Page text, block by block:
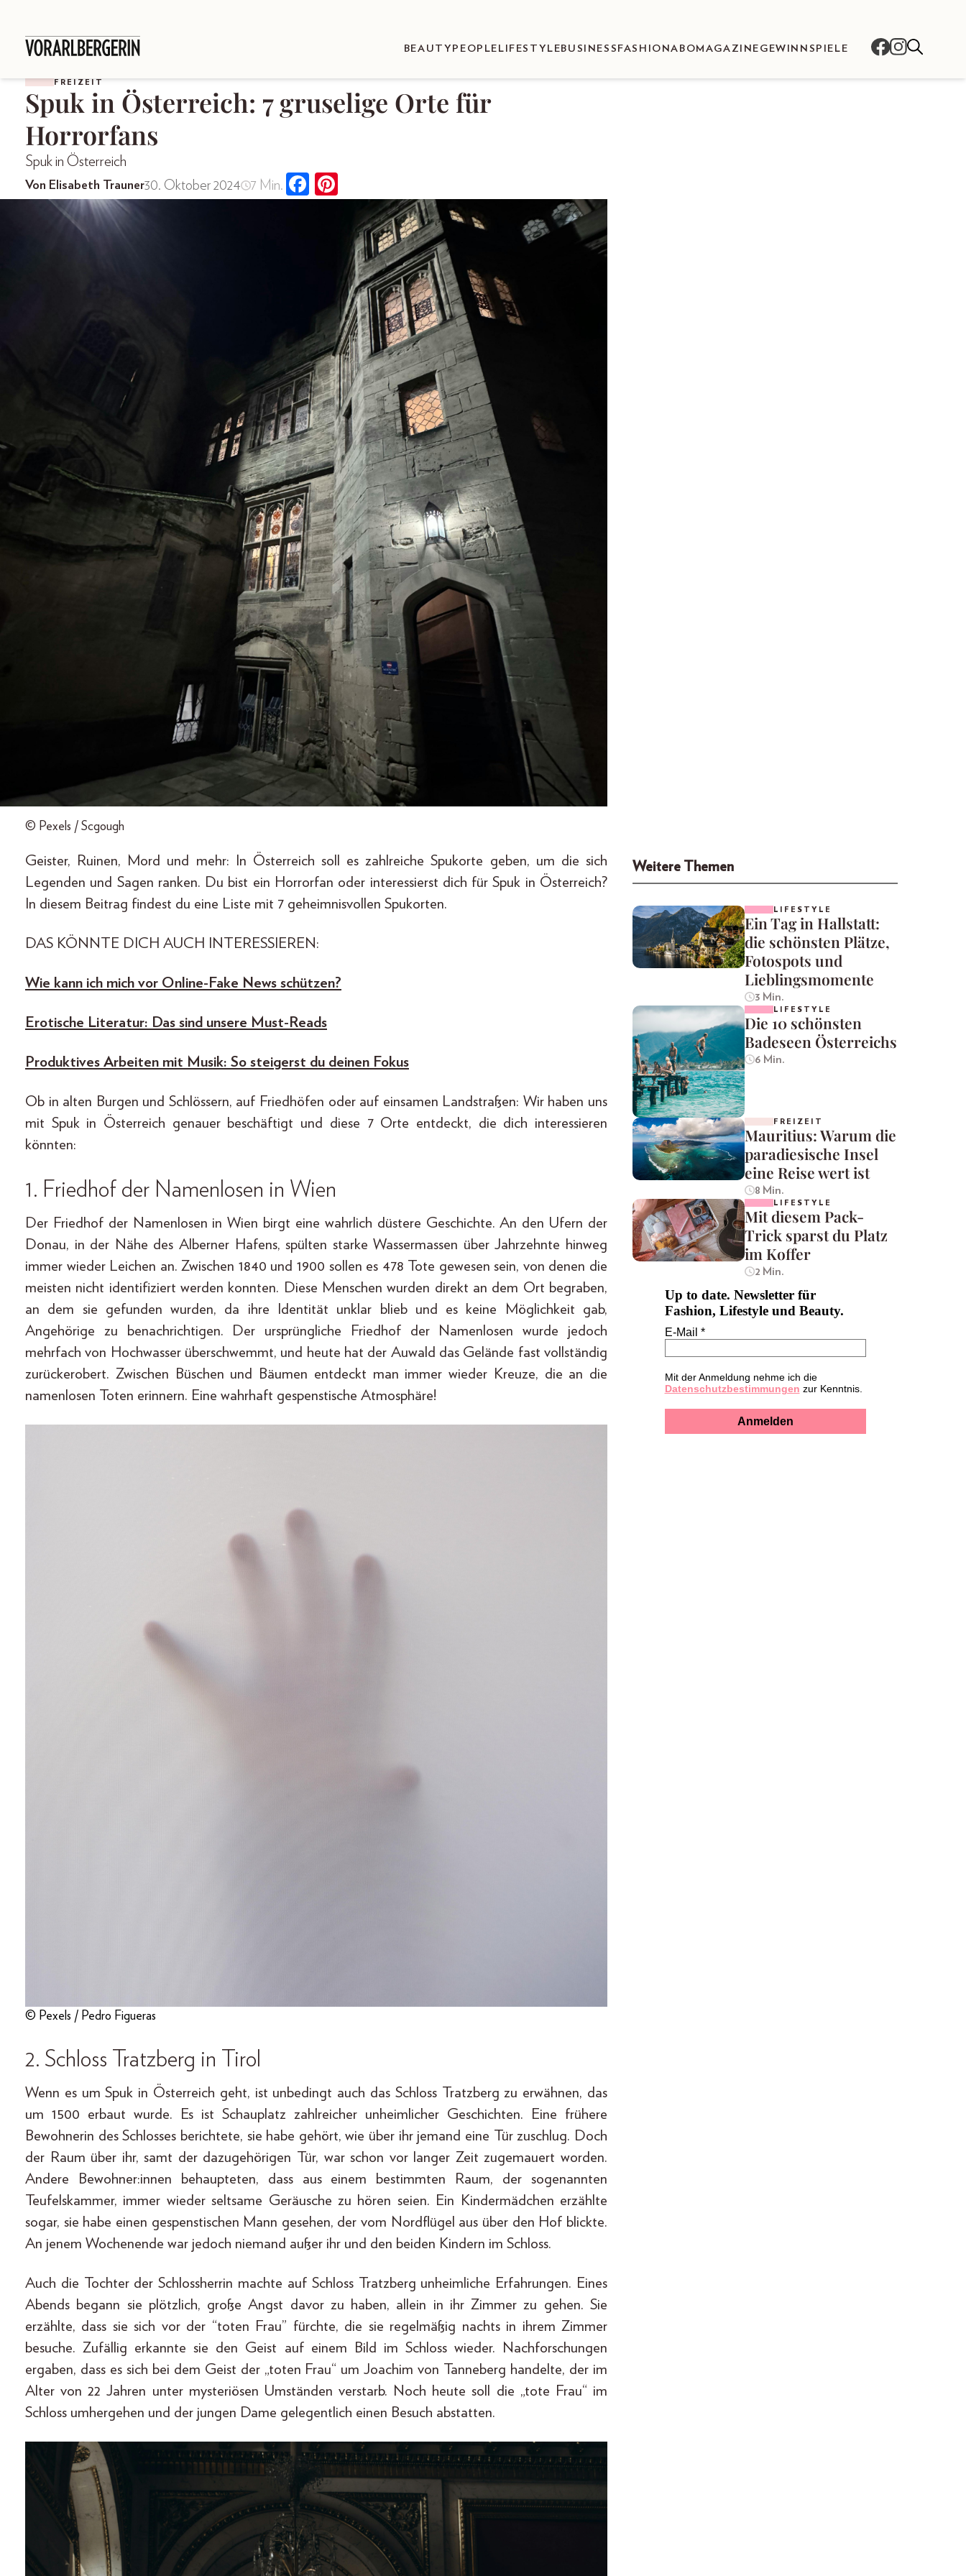
BEAUTY PEOPLE LIFESTYLEBUSINESS FASHIONABOMAGAZINE GEWINNSPIELE
FREIZEIT
Spuk in Österreich: 7 gruselige Orte für
Horrorfans
Spuk in Österreich
Von Elisabeth Trauner30. Oktober 2024 7 Min.
© Pexels / Scgough
Geister, Ruinen, Mord und mehr: In Österreich soll es zahlreiche Spukorte geben, um die sich
Legenden und Sagen ranken. Du bist ein Horrorfan oder interessierst dich für Spuk in Österreich?
In diesem Beitrag findest du eine Liste mit 7 geheimnisvollen Spukorten.
DAS KÖNNTE DICH AUCH INTERESSIEREN:
Wie kann ich mich vor Online-Fake News schützen?
Erotische Literatur: Das sind unsere Must-Reads
Produktives Arbeiten mit Musik: So steigerst du deinen Fokus
Ob in alten Burgen und Schlössern, auf Friedhöfen oder auf einsamen Landstraßen: Wir haben uns
mit Spuk in Österreich genauer beschäftigt und diese 7 Orte entdeckt, die dich interessieren
könnten:
1. Friedhof der Namenlosen in Wien
Der Friedhof der Namenlosen in Wien birgt eine wahrlich düstere Geschichte. An den Ufern der
Donau, in der Nähe des Alberner Hafens, spülten starke Wassermassen über Jahrzehnte hinweg
immer wieder Leichen an. Zwischen 1840 und 1900 sollen es 478 Tote gewesen sein, von denen die
meisten nicht identifiziert werden konnten. Diese Menschen wurden direkt an dem Ort begraben,
an dem sie gefunden wurden, da ihre Identität unklar blieb und es keine Möglichkeit gab,
Angehörige zu benachrichtigen. Der ursprüngliche Friedhof der Namenlosen wurde jedoch
mehrfach von Hochwasser überschwemmt, und heute hat der Auwald das Gelände fast vollständig
zurückerobert. Zwischen Büschen und Bäumen entdeckt man immer wieder Kreuze, die an die
namenlosen Toten erinnern. Eine wahrhaft gespenstische Atmosphäre!
© Pexels / Pedro Figueras
2. Schloss Tratzberg in Tirol
Wenn es um Spuk in Österreich geht, ist unbedingt auch das Schloss Tratzberg zu erwähnen, das
um 1500 erbaut wurde. Es ist Schauplatz zahlreicher unheimlicher Geschichten. Eine frühere
Bewohnerin des Schlosses berichtete, sie habe gehört, wie über ihr jemand eine Tür zuschlug. Doch
der Raum über ihr, samt der dazugehörigen Tür, war schon vor langer Zeit zugemauert worden.
Andere Bewohner:innen behaupteten, dass aus einem bestimmten Raum, der sogenannten
Teufelskammer, immer wieder seltsame Geräusche zu hören seien. Ein Kindermädchen erzählte
sogar, sie habe einen gespenstischen Mann gesehen, der vom Nordflügel aus über den Hof blickte.
An jenem Wochenende war jedoch niemand außer ihr und den beiden Kindern im Schloss.
Auch die Tochter der Schlossherrin machte auf Schloss Tratzberg unheimliche Erfahrungen. Eines
Abends begann sie plötzlich, große Angst davor zu haben, allein in ihr Zimmer zu gehen. Sie
erzählte, dass sie sich vor der “toten Frau” fürchte, die sie regelmäßig nachts in ihrem Zimmer
besuche. Zufällig erkannte sie den Geist auf einem Bild im Schloss wieder. Nachforschungen
ergaben, dass es sich bei dem Geist der „toten Frau“ um Joachim von Tanneberg handelte, der im
Alter von 22 Jahren unter mysteriösen Umständen verstarb. Noch heute soll die „tote Frau“ im
Schloss umhergehen und der jungen Dame gelegentlich einen Besuch abstatten.
Weitere Themen
LIFESTYLE
Ein Tag in Hallstatt:
die schönsten Plätze,
Fotospots und
Lieblingsmomente
3 Min.
LIFESTYLE
Die 10 schönsten
Badeseen Österreichs
6 Min.
FREIZEIT
Mauritius: Warum die
paradiesische Insel
eine Reise wert ist
8 Min.
LIFESTYLE
Mit diesem Pack-
Trick sparst du Platz
im Koffer
2 Min.